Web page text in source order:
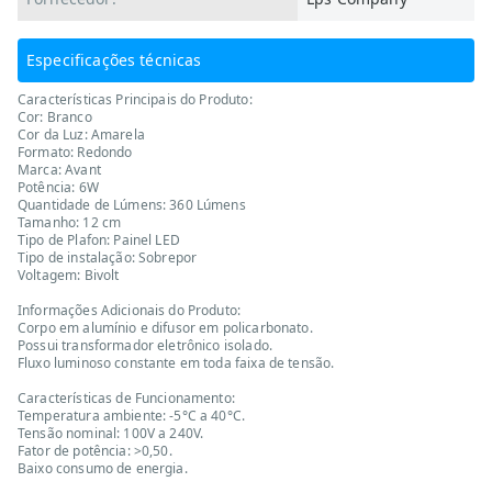
Especificações técnicas
Características Principais do Produto:
Cor: Branco
Cor da Luz: Amarela
Formato: Redondo
Marca: Avant
Potência: 6W
Quantidade de Lúmens: 360 Lúmens
Tamanho: 12 cm
Tipo de Plafon: Painel LED
Tipo de instalação: Sobrepor
Voltagem: Bivolt
Informações Adicionais do Produto:
Corpo em alumínio e difusor em policarbonato.
Possui transformador eletrônico isolado.
Fluxo luminoso constante em toda faixa de tensão.
Características de Funcionamento:
Temperatura ambiente: -5°C a 40°C.
Tensão nominal: 100V a 240V.
Fator de potência: >0,50.
Baixo consumo de energia.